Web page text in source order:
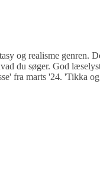
og realisme genren.
du søger. God
fra marts '24. 'Tikka